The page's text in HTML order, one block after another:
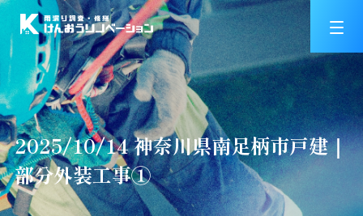
2025/10/14 神奈川県南足柄市戸建｜
部分外装工事①